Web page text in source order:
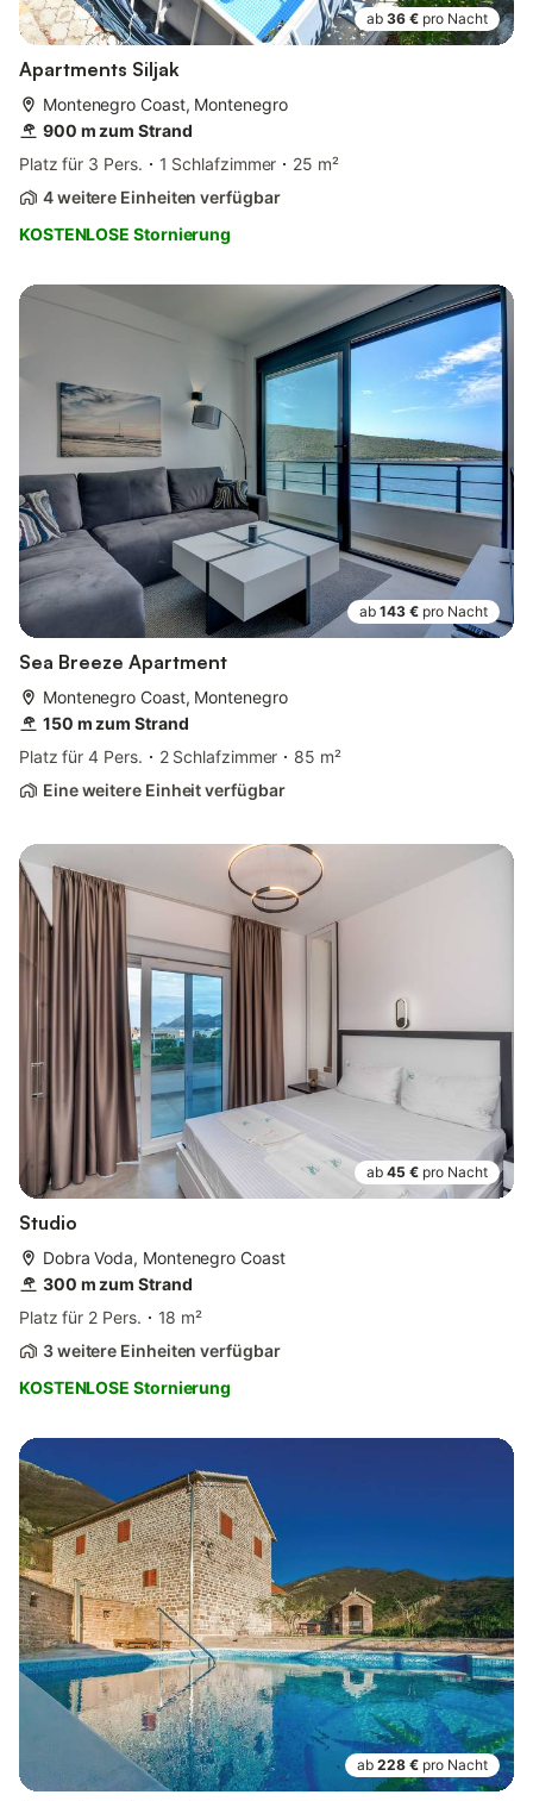
ab 36 € pro Nacht
Apartments Siljak
Montenegro Coast, Montenegro
900 m zum Strand
Platz für 3 Pers.
1 Schlafzimmer
25 m²
4 weitere Einheiten verfügbar
KOSTENLOSE Stornierung
ab 143 € pro Nacht
Sea Breeze Apartment
Montenegro Coast, Montenegro
150 m zum Strand
Platz für 4 Pers.
2 Schlafzimmer
85 m²
Eine weitere Einheit verfügbar
ab 45 € pro Nacht
Studio
Dobra Voda, Montenegro Coast
300 m zum Strand
Platz für 2 Pers.
18 m²
3 weitere Einheiten verfügbar
KOSTENLOSE Stornierung
ab 228 € pro Nacht